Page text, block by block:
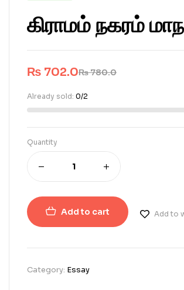
கிராமம் நகரம்
₨780.0
₨ 702.0
Already sold: 0/2
Quantity
Add to cart Add to
Category: Essay